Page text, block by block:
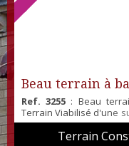
Beau terrain à
Ref. 3255 : Beau
Terrain Viabilisé d'une
!
Terrain